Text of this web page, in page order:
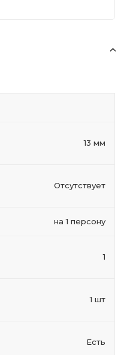
13 мм
Отсутствует
на 1 персону
1
1 шт
Есть